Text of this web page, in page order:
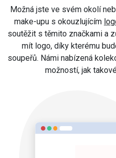
Možná jste ve svém okolí
make-upu s okouzlujícím
soutěžit s těmito značkami a
mít logo, díky kterému
soupeřů. Námi nabízená
možností, jak